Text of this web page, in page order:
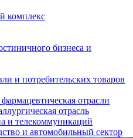
комплекс
бизнеса и
и потребительских товаров
отрасли
отрасль
и телекоммуникаций
и автомобильный сектор